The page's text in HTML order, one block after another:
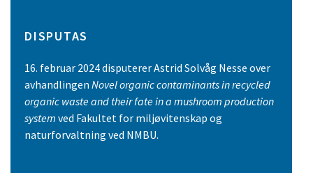
DISPUTAS
16. februar 2024 disputerer Astrid Solvåg Nesse over
avhandlingen Novel organic contaminants in recycled
organic waste and their fate in a mushroom production
system ved Fakultet for miljøvitenskap og
naturforvaltning ved NMBU.